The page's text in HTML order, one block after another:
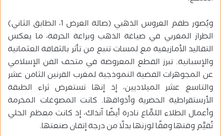
ويُصور طقم العروس الذهبي (صالة العرض 1، الطابق الثاني)
الطراز المغربي في صياغة الذهب وبراعة الحرفة، ما يعكس
التقاليد الأمازيغية مع لمسات تنبع من تأثر بالثقافة العثمانية
والإسبانية. تبرز القطع المعروضة في متحف الفن الإسلامي
عن المجوهرات الفضية النموذجية لمغرب القرنين الثامن عشر
والتاسع عشر الميلاديين، إذ إنها تستعرض ثراء الطبقة
الأرستقراطية الحضرية وأذواقها. كانت المصوغات المخرمة
وأعمال الطلاء اللمَّاع نادرة أيضًا آنذاك، إذ كانت معظم الحلي
تُقيَّم وقتها وفقًا لوزنها بدلًا من درجة إتقان صنعتها.